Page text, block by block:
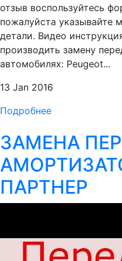
отзыв воспользуйтесь
пожалуйста указывайте
детали. Видео
производить замену
автомобилях: Peugeot...
13 Jan 2016
Подробнее
ЗАМЕНА
ПАРТНЕР